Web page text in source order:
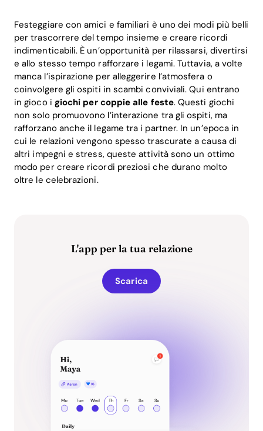
Festeggiare con amici e familiari è uno dei modi più belli
per trascorrere del tempo insieme e creare ricordi
indimenticabili. È un’opportunità per rilassarsi, divertirsi
e allo stesso tempo rafforzare i legami. Tuttavia, a volte
manca l’ispirazione per alleggerire l’atmosfera o
coinvolgere gli ospiti in scambi conviviali. Qui entrano
in gioco i giochi per coppie alle feste. Questi giochi
non solo promuovono l’interazione tra gli ospiti, ma
rafforzano anche il legame tra i partner. In un’epoca in
cui le relazioni vengono spesso trascurate a causa di
altri impegni e stress, queste attività sono un ottimo
modo per creare ricordi preziosi che durano molto
oltre le celebrazioni.
L'app per la tua relazione
Scarica